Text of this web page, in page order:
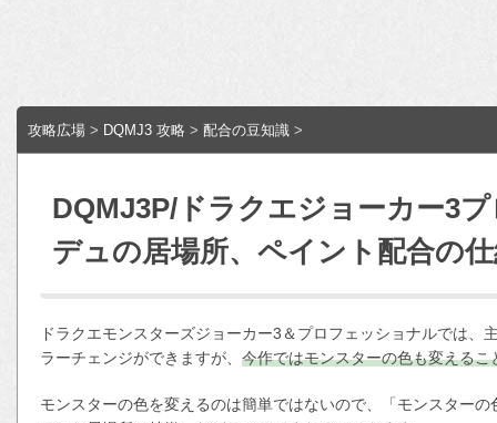
攻略広場 > DQMJ3 攻略 > 配合の豆知識 >
DQMJ3P/ドラクエジョーカー3
デュの居場所、ペイント配合の
ドラクエモンスターズジョーカー3＆プロフェッショナルでは
ラーチェンジができますが、 今作ではモンスターの色も変えるこ
モンスターの色を変えるのは簡単ではないので、「モンスター